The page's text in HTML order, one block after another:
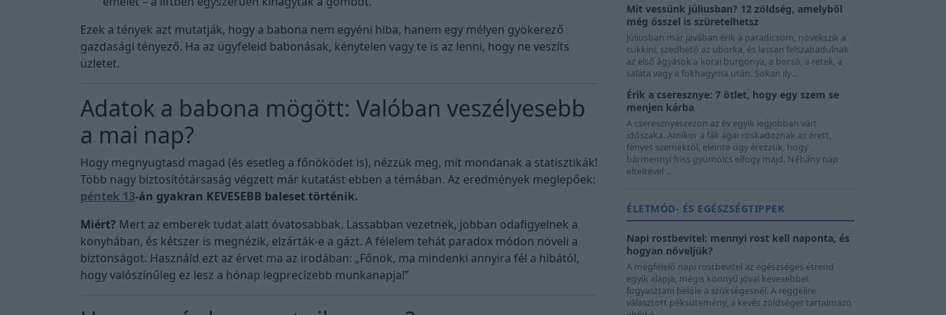
Ezek a tények azt mutatják, hogy a babona nem egyéni hiba, hanem egy mélyen gyökerező
gazdasági tényező. Ha az ügyfeleid babonásak, kénytelen vagy te is az lenni, hogy ne veszíts
üzletet.
Adatok a babona mögött: Valóban veszélyesebb
a mai nap?
Hogy megnyugtasd magad (és esetleg a főnöködet is), nézzük meg, mit mondanak a statisztikák!
Több nagy biztosítótársaság végzett már kutatást ebben a témában. Az eredmények meglepőek:
péntek 13-án gyakran KEVESEBB baleset történik.
Miért? Mert az emberek tudat alatt óvatosabbak. Lassabban vezetnek, jobban odafigyelnek a
konyhában, és kétszer is megnézik, elzárták-e a gázt. A félelem tehát paradox módon növeli a
biztonságot. Használd ezt az érvet ma az irodában: „Főnök, ma mindenki annyira fél a hibától,
hogy valószínűleg ez lesz a hónap legprecízebb munkanapja!”
Mit vessünk júliusban? 12 zöldség, amelyből
még ősszel is szüretelhetsz
Júliusban már javában érik a paradicsom, növekszik a
cukkini, szedhető az uborka, és lassan felszabadulnak
az első ágyások a korai burgonya, a borsó, a retek, a
saláta vagy a fokhagyma után. Sokan ily...
Érik a cseresznye: 7 ötlet, hogy egy szem se
menjen kárba
A cseresznyeszezon az év egyik legjobban várt
időszaka. Amikor a fák ágai roskadoznak az érett,
fényes szemektől, eleinte úgy érezzük, hogy
bármennyi friss gyümölcs elfogy majd. Néhány nap
elteltével ...
ÉLETMÓD- ÉS EGÉSZSÉGTIPPEK
Napi rostbevitel: mennyi rost kell naponta, és
hogyan növeljük?
A megfelelő napi rostbevitel az egészséges étrend
egyik alapja, mégis könnyű jóval kevesebbet
fogyasztani belőle a szükségesnél. A reggelire
választott péksütemény, a kevés zöldséget tartalmazó